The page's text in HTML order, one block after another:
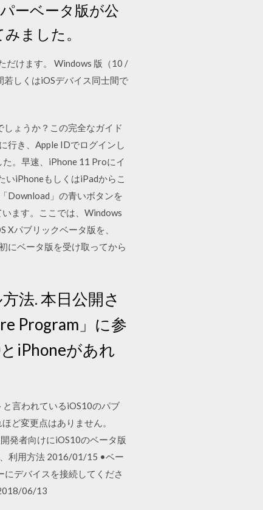
ーベータ版が公
ました。
だけます。 Windows 版（10 /
若しくはiOSデバイス同士間で
しょうか？この完全なガイド
行き、Apple IDでログインし
。早速、iPhone 11 Proにイ
いiPhoneもしくはiPadからこ
Download」の青いボタンを
ます。ここでは、Windows
パブリックベータ版を、
にベータ版を受け取ってから
法. 本日公開さ
Program」に参
iPhoneがあれ
言われているiOS10のパブ
ど変更点はありません。
発者向けにiOS10のベータ版
利用方法 2016/01/15 •ベー
デバイスを接続してくださ
06/13